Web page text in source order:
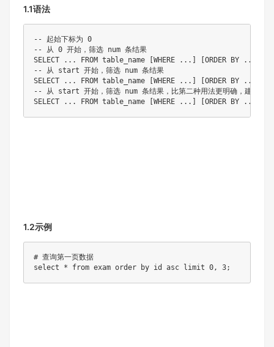
1.1语法
-- 起始下标为 0
-- 从 0 开始，筛选 num 条结果
SELECT ... FROM table_name [WHERE ...] [ORDER BY ...]
-- 从 start 开始，筛选 num 条结果
SELECT ... FROM table_name [WHERE ...] [ORDER BY ...]
-- 从 start 开始，筛选 num 条结果，⽐第⼆种⽤法更明确，建议使
SELECT ... FROM table_name [WHERE ...] [ORDER BY ...]
1.2示例
# 查询第⼀⻚数据
select * from exam order by id asc limit 0, 3;